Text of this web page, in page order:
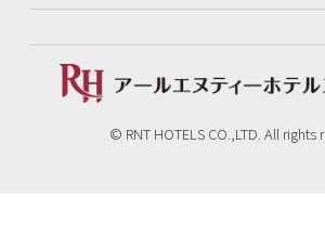
© RNT HOTELS CO.,LTD. All rights